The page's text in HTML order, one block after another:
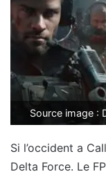
Source image :
Si l’occident a
Delta Force. Le